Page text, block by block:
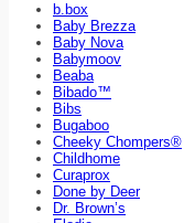
b.box
Baby Brezza
Baby Nova
Babymoov
Beaba
Bibado™
Bibs
Bugaboo
Cheeky Chompers®
Childhome
Curaprox
Done by Deer
Dr. Brown’s